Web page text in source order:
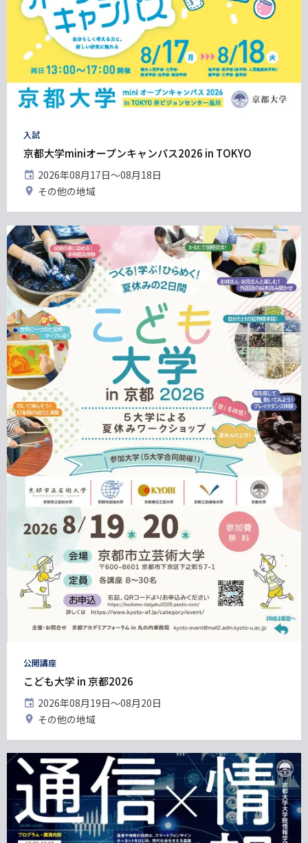
タ
グ
入試
京都大学miniオープンキャンパス2026 in TOKYO
開
催
日
2026年08月17日〜08月18日
開
地
その他の地域
タ
公開講座
こども大学 in 京都2026
開
催
日
2026年08月19日〜08月20日
開
地
その他の地域